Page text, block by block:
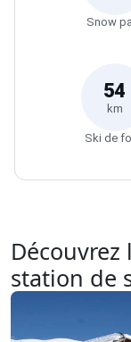
Snow
54
km
Ski de
station de